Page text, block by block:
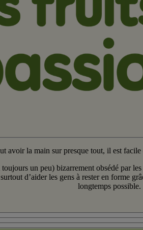
avoir la main sur presque tout, il est
un peu) bizarrement obsédé par
d’aider les gens à rester en
longtemps possible.​